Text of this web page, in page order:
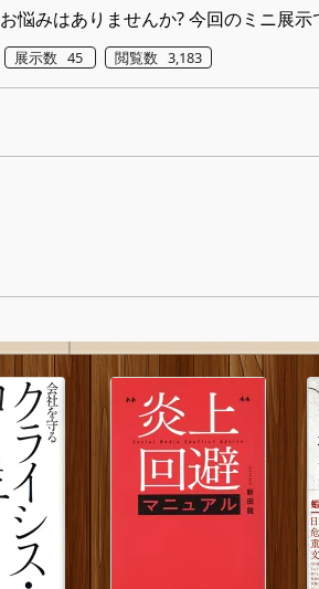
お悩みはありませんか? 今回のミニ展
展示数 45 閲覧数 3,183